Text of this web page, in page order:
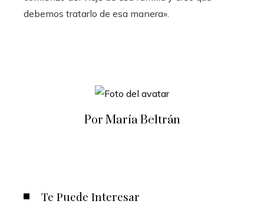
debemos tratarlo de esa manera».
Por María Beltrán
Te Puede Interesar